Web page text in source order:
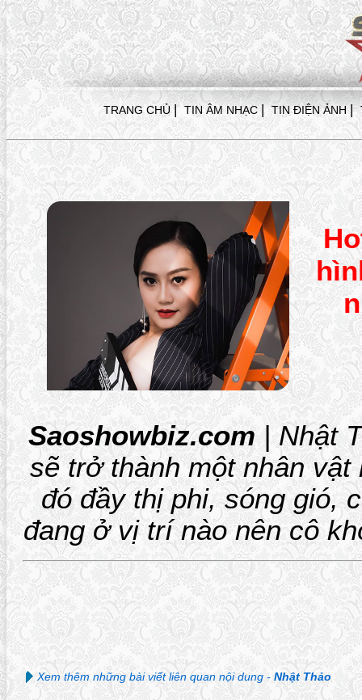
TRANG CHỦ | TIN ÂM NHẠC | TIN ĐIỆN ẢNH |
Saoshowbiz.com| Nhật
sẽ trở thành một nhân
đó đầy thị phi, sóng gió,
đang ở vị trí nào nên cô
Xem thêm những bài viết liên quan nội dung - Nhật Thảo